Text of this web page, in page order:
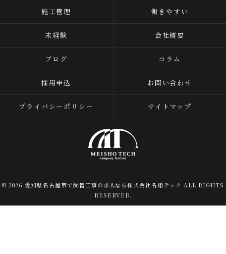
施工管理 働きやすい
未経験 会社概要
ブログ コラム
採用申込 お問い合わせ
プライバシーポリシー サイトマップ
© 2026 愛知県名古屋市で配管工事の求人なら株式会社名翔テック ALL RIGHTS
RESERVED.